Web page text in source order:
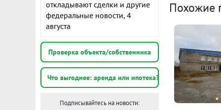
откладывают сделки и другие
федеральные новости, 4
августа
Проверка объекта/собственника
Что выгоднее: аренда или ипотека?
Подписывайтесь на новости:
Похожие